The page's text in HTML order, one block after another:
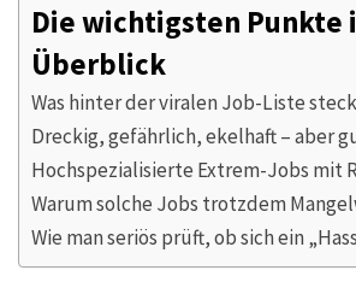
Die wichtigsten Punkte
Überblick
Was hinter der viralen Job-Liste
Dreckig, gefährlich, ekelhaft – aber
Hochspezialisierte Extrem-Jobs mit
Warum solche Jobs trotzdem
Wie man seriös prüft, ob sich ein